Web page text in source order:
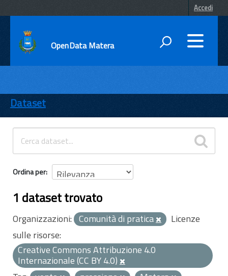
Accedi
OpenData Matera
ENTI
TEMI
INFORMAZIONI
Dataset
Ordina per
1 dataset trovato
Organizzazioni: Comunità di pratica
Licenze
sulle risorse:
Creative Commons Attribuzione 4.0
Internazionale (CC BY 4.0)